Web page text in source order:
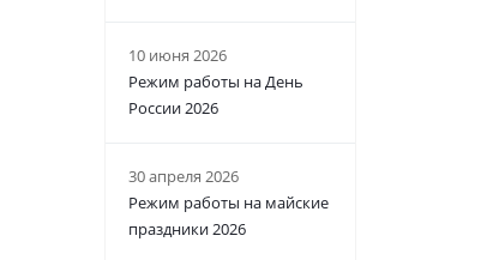
10 июня 2026
Режим работы на День
России 2026
30 апреля 2026
Режим работы на майские
праздники 2026